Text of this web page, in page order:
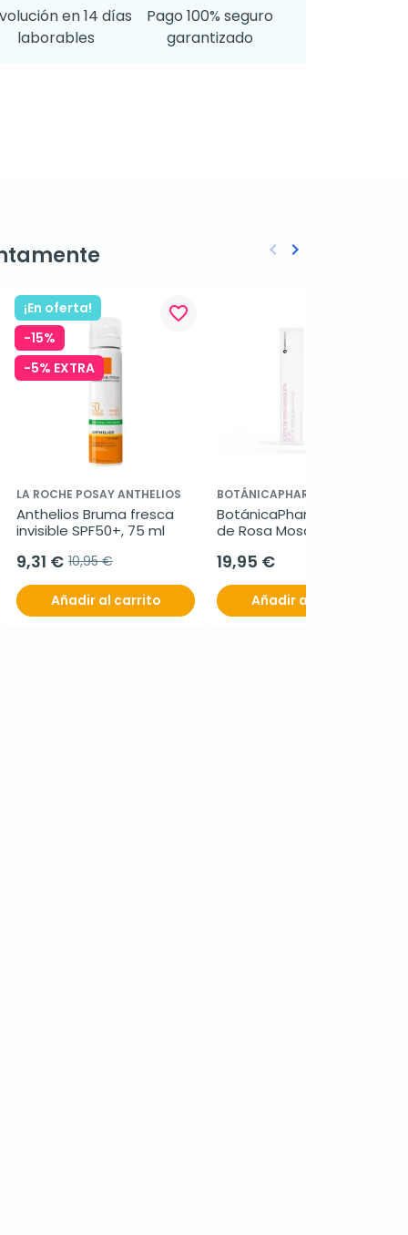
en 14 días
laborables
Pago 100% seguro
garantizado
¡En oferta!
-15%
-5% EXTRA
favorite_border
LA ROCHE POSAY ANTHELIOS
Anthelios Bruma fresca
invisible SPF50+, 75 ml
9,31 € 10,95 €
Añadir al carrito
BOTÁNICAPHARMA
BotánicaPharma Aceite
de Rosa Mosqueta, 60 ml
19,95 €
Añadir al carrito
Anterior
keyboard_arrow_left Siguiente
keyboard_arrow_right